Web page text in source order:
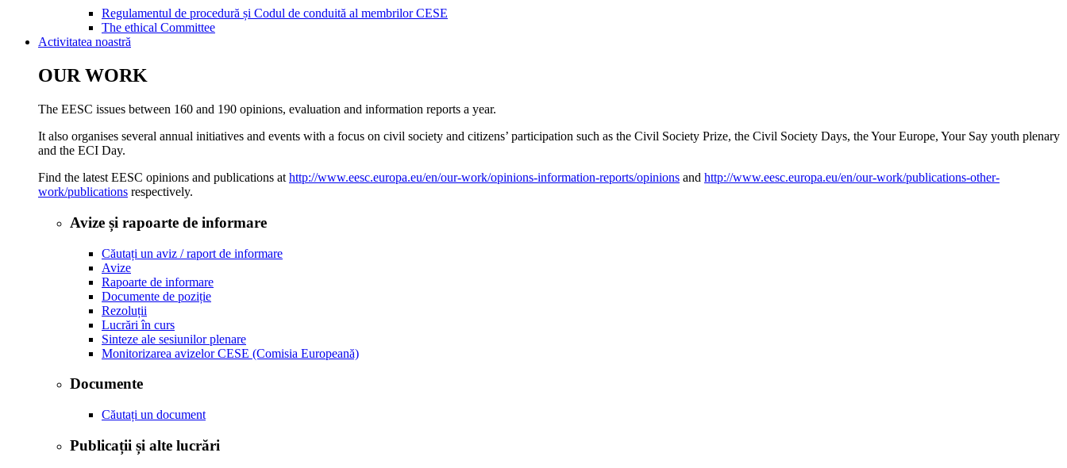
Regulamentul de procedură și Codul de conduită al membrilor CESE
​​​​​​​​​​​​​​​​​​​​​​The ethical Committee
Activitatea noastră
OUR WORK
The EESC issues between 160 and 190 opinions, evaluation and information reports a year.
It also organises several annual initiatives and events with a focus on civil society and citizens’ participation such as the Civil Society Prize, the Civil Society Days, the Your Europe, Your Say youth plenary
and the ECI Day.
Find the latest EESC opinions and publications at http://www.eesc.europa.eu/en/our-work/opinions-information-reports/opinions and http://www.eesc.europa.eu/en/our-work/publications-other-
work/publications respectively.
Avize și rapoarte de informare
Căutați un aviz / raport de informare
Avize
Rapoarte de informare
Documente de poziție
Rezoluții
Lucrări în curs
Sinteze ale sesiunilor plenare
Monitorizarea avizelor CESE (Comisia Europeană)
Documente
Căutați un document
Publicații și alte lucrări